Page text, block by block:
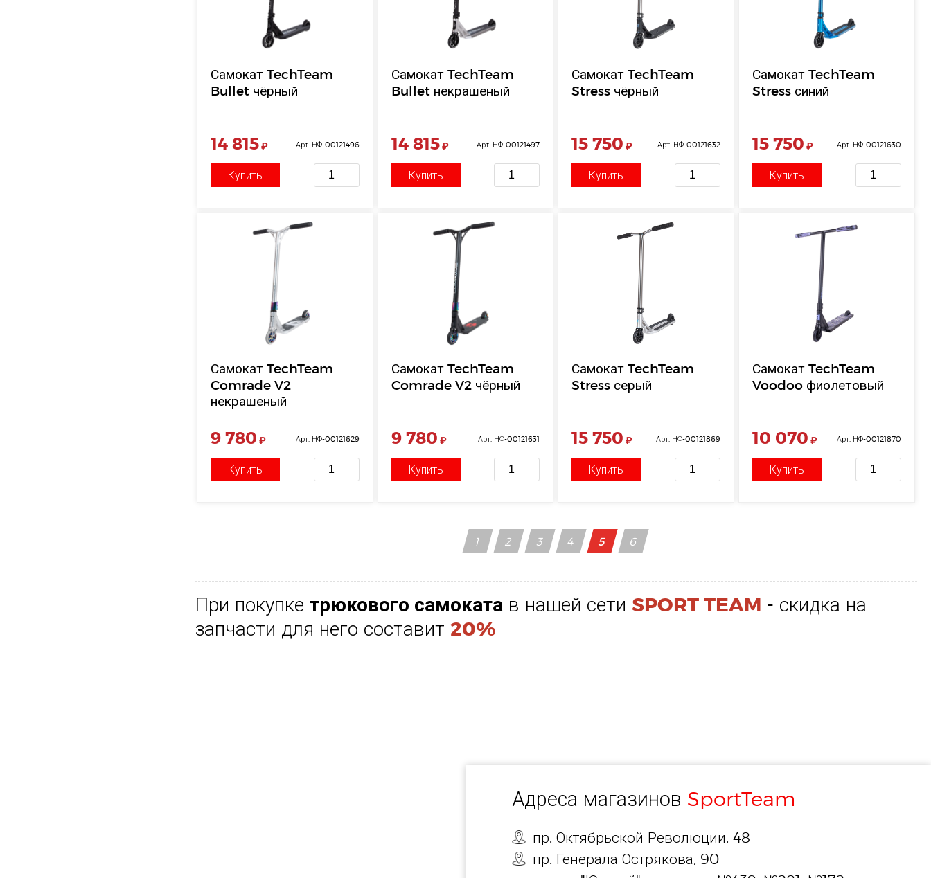
Самокат TechTeam
Bullet чёрный
14 815₽ Арт. НФ-00121496
Купить
Самокат TechTeam
Bullet некрашеный
14 815₽ Арт. НФ-00121497
Купить
Самокат TechTeam
Stress чёрный
15 750 ₽ Арт. НФ-00121632
Купить
Самокат TechTeam
Stress синий
15 750 ₽ Арт. НФ-00121630
Купить
Самокат TechTeam
Comrade V2
некрашеный
9 780 ₽ Арт. НФ-00121629
Купить
Самокат TechTeam
Comrade V2 чёрный
9 780 ₽ Арт. НФ-00121631
Купить
Самокат TechTeam
Stress серый
15 750 ₽ Арт. НФ-00121869
Купить
Самокат TechTeam
Voodoo фиолетовый
10 070 ₽ Арт. НФ-00121870
Купить
1 2 3 4 5 6
При покупке трюкового самоката в нашей сети SPORT TEAM - скидка на
запчасти для него составит 20%
Адреса магазинов SportTeam
пр. Октябрьской Революции, 48
пр. Генерала Острякова, 90